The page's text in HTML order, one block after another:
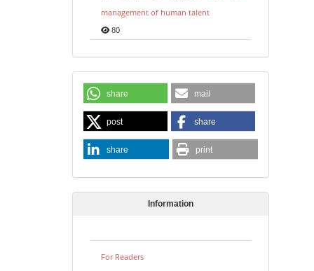
management of human talent
80
share mail
post share
share print
Information
For Readers